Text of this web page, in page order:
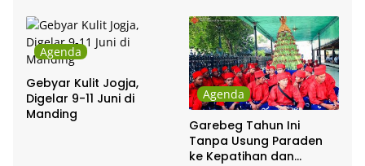
Agenda
Gebyar Kulit Jogja,
Digelar 9-11 Juni di
Manding
Agenda
Garebeg Tahun Ini
Tanpa Usung Paraden
ke Kepatihan dan